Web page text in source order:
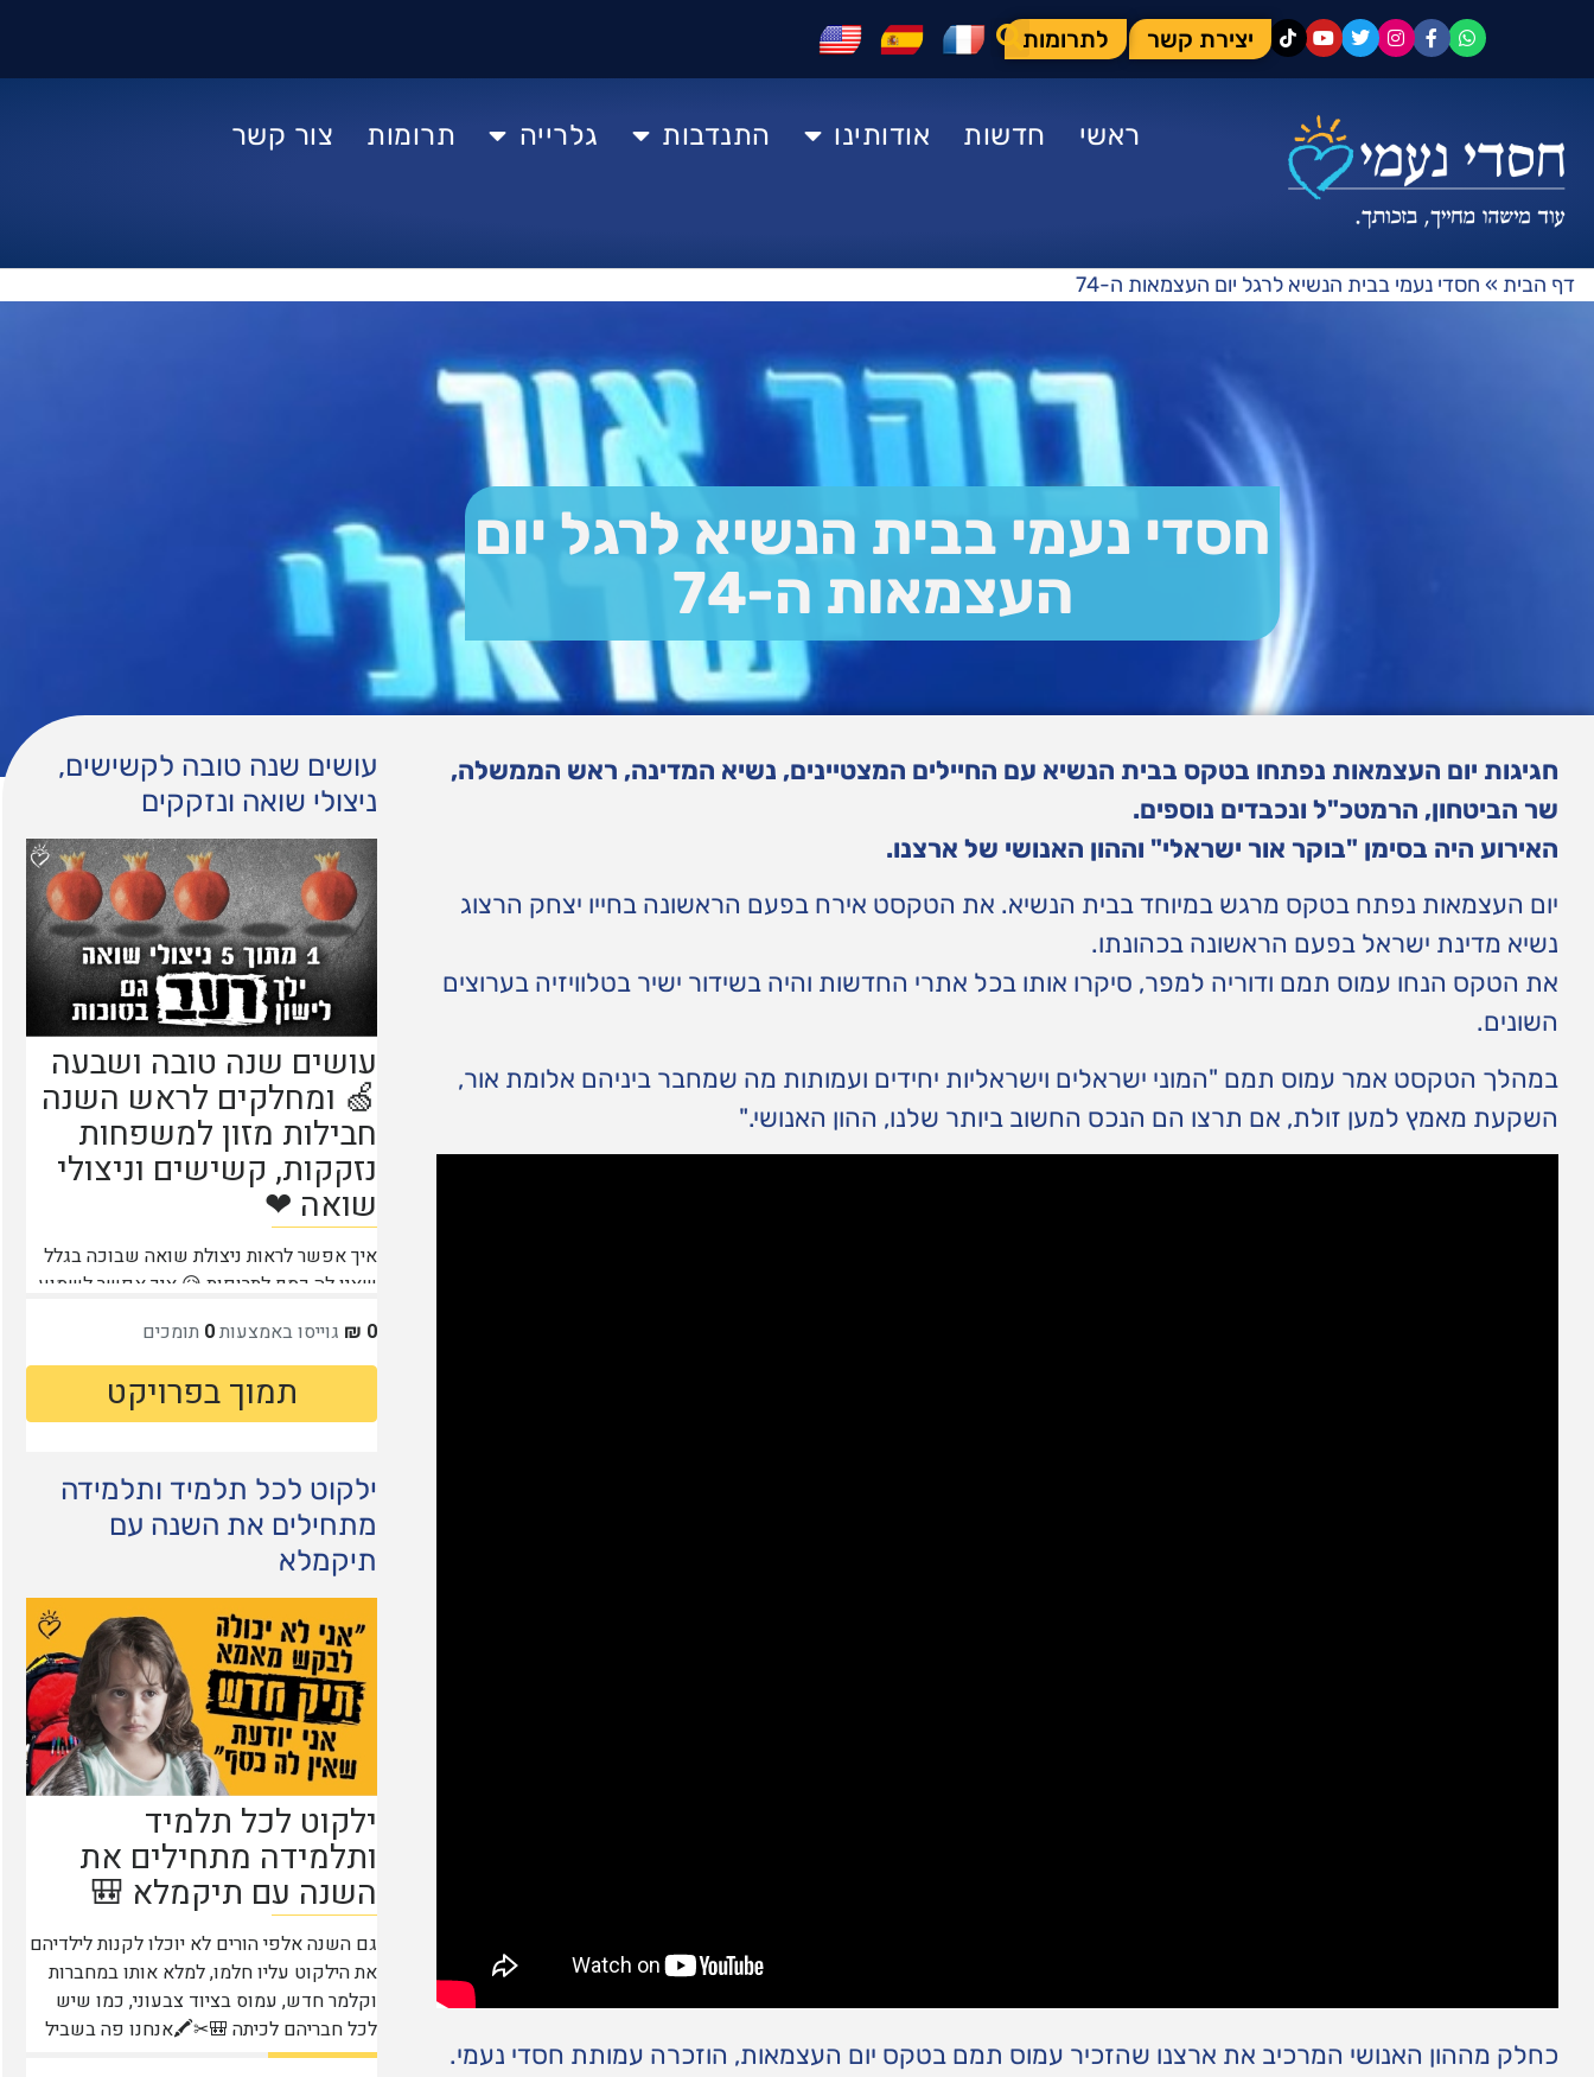
יצירת קשר לתרומות
ראשי חדשות אודותינו התנדבות גלרייה תרומות צור קשר
דף הבית » חסדי נעמי בבית הנשיא לרגל יום העצמאות ה-74
חסדי נעמי בבית הנשיא לרגל יום
העצמאות ה-74
חגיגות יום העצמאות נפתחו בטקס בבית הנשיא עם החיילים המצטיינים, נשיא המדינה, ראש הממשלה,
שר הביטחון, הרמטכ"ל ונכבדים נוספים.
האירוע היה בסימן "בוקר אור ישראלי" וההון האנושי של ארצנו.
יום העצמאות נפתח בטקס מרגש במיוחד בבית הנשיא. את הטקסט אירח בפעם הראשונה בחייו יצחק הרצוג
נשיא מדינת ישראל בפעם הראשונה בכהונתו.
את הטקס הנחו עמוס תמם ודוריה למפר, סיקרו אותו בכל אתרי החדשות והיה בשידור ישיר בטלוויזיה בערוצים
השונים.
במהלך הטקסט אמר עמוס תמם "המוני ישראלים וישראליות יחידים ועמותות מה שמחבר ביניהם אלומת אור,
השקעת מאמץ למען זולת, אם תרצו הם הנכס החשוב ביותר שלנו, ההון האנושי."
כחלק מההון האנושי המרכיב את ארצנו שהזכיר עמוס תמם בטקס יום העצמאות, הוזכרה עמותת חסדי נעמי.
עושים שנה טובה לקשישים,
ניצולי שואה ונזקקים
ילקוט לכל תלמיד ותלמידה
מתחילים את השנה עם
תיקמלא